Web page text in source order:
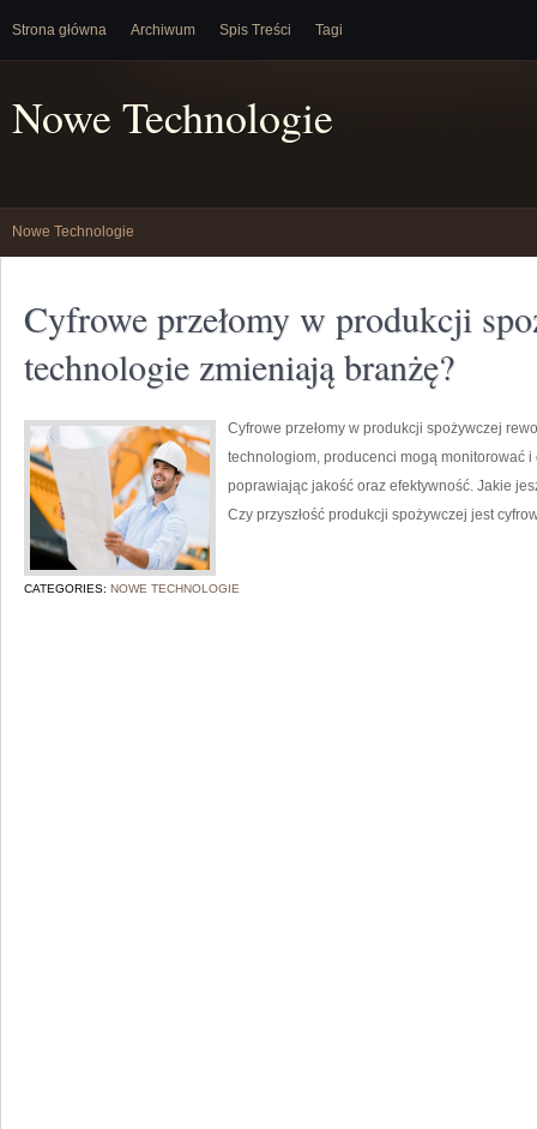
Strona główna Archiwum Spis Treści Tagi
Nowe Technologie
Nowe Technologie
Cyfrowe przełomy w produkcji
technologie zmieniają branżę?
Cyfrowe przełomy w produkcji spożywczej
technologiom, producenci mogą monitorować
poprawiając jakość oraz efektywność. Jakie
Czy przyszłość produkcji spożywczej jest
CATEGORIES: NOWE TECHNOLOGIE